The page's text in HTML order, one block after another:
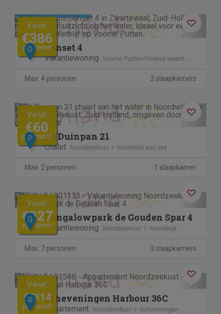
Previous Next
Vanaf
€386
per week
O Sunset 4
Vakantiewoning Voorne Putten/Hoekse waard
Max. 4 personen 2 slaapkamers
Previous Next
Vanaf
€60
per nacht
P De Duinpan 21
Chalet Noordzeekust Noordwijk aan zee
Max. 2 personen 1 slaapkamer
Previous Next
Vanaf
€927
per week
Q Bungalowpark de Gouden Spar 4
Vakantiewoning Noordzeekust Noordwijk
Max. 7 personen 3 slaapkamers
Previous Next
Vanaf
€2114
per week
R Scheveningen Harbour 36C
Appartement Noordzeekust Scheveningen